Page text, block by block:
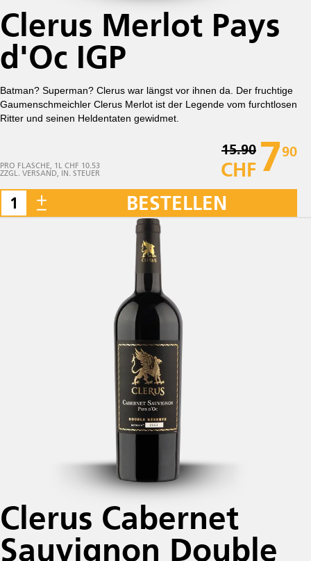
Clerus Merlot Pays
d'Oc IGP
Batman? Superman? Clerus war längst vor ihnen da. Der fruchtige
Gaumenschmeichler Clerus Merlot ist der Legende vom furchtlosen
Ritter und seinen Heldentaten gewidmet.
PRO FLASCHE, 1L CHF 10.53
ZZGL. VERSAND, IN. STEUER
15.90
CHF 790
BESTELLEN
Clerus Cabernet
Sauvignon Double